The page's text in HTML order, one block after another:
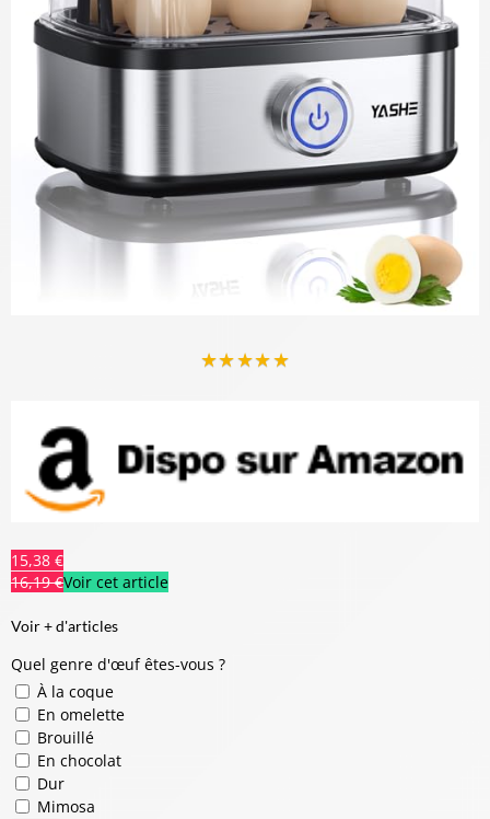
★★★★★
15,38 €
16,19 €Voir cet article
Voir + d'articles
Quel genre d'œuf êtes-vous ?
À la coque
En omelette
Brouillé
En chocolat
Dur
Mimosa